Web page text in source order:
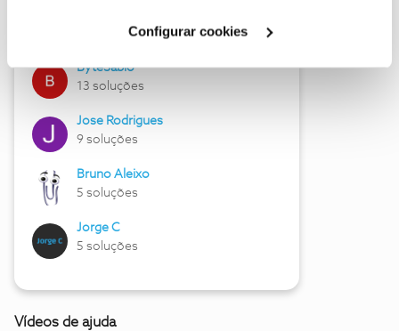
Configurar cookies
17 soluções
ByteSábio
13 soluções
Jose Rodrigues
9 soluções
Bruno Aleixo
5 soluções
Jorge C
5 soluções
Vídeos de ajuda